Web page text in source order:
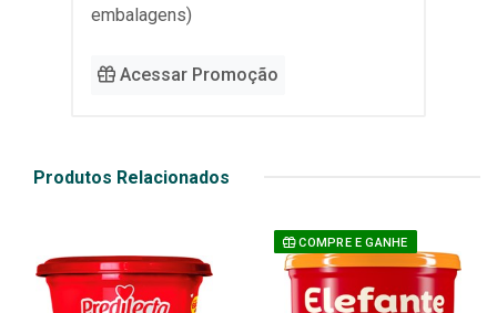
embalagens)
Acessar Promoção
Produtos Relacionados
COMPRE E GANHE